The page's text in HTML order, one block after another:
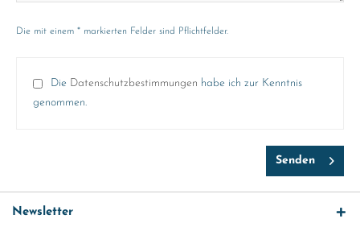
Die mit einem * markierten Felder sind Pflichtfelder.
Die Datenschutzbestimmungen habe ich zur Kenntnis
genommen.
Senden
Newsletter